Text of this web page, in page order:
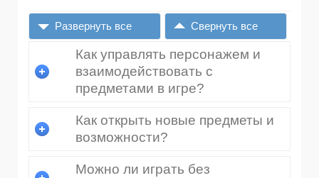
Развернуть все Свернуть все
Как управлять персонажем и
взаимодействовать с
предметами в игре?
Как открыть новые предметы и
возможности?
Можно ли играть без